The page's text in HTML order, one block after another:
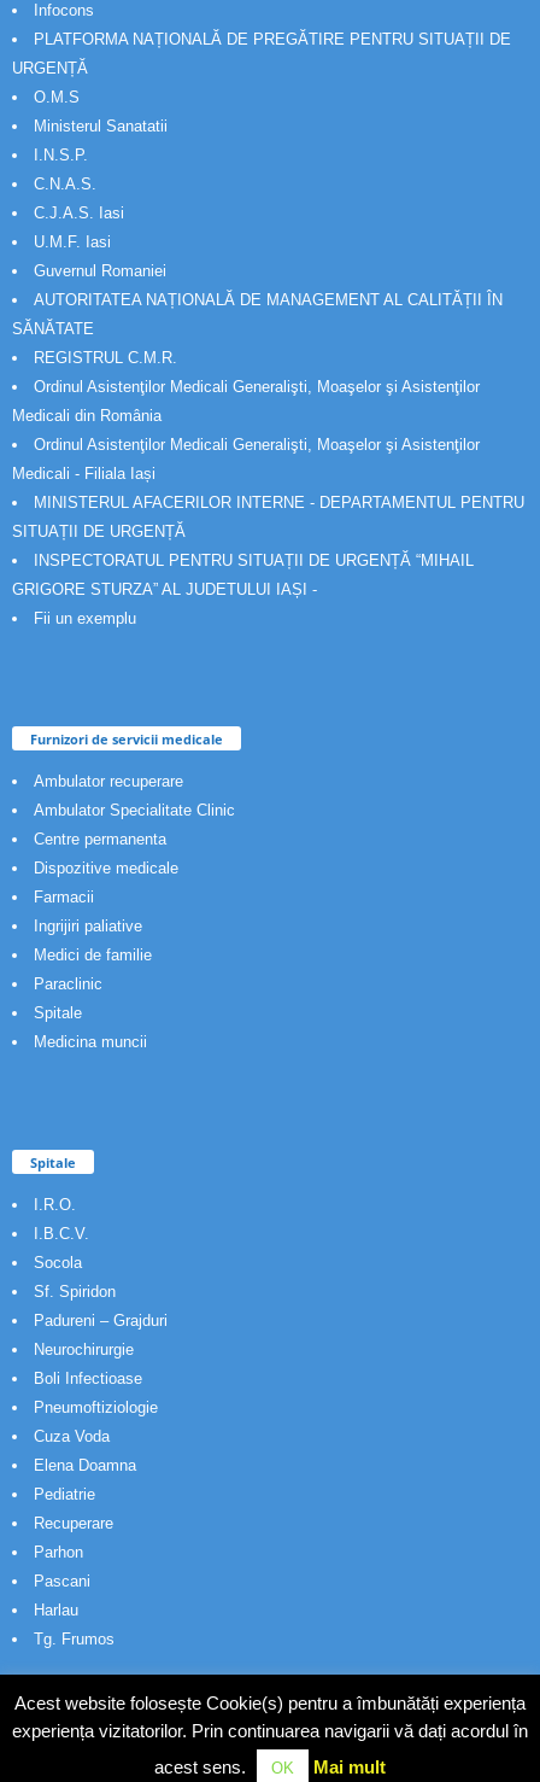
Infocons
PLATFORMA NAȚIONALĂ DE PREGĂTIRE PENTRU SITUAȚII DE
URGENȚĂ
O.M.S
Ministerul Sanatatii
I.N.S.P.
C.N.A.S.
C.J.A.S. Iasi
U.M.F. Iasi
Guvernul Romaniei
AUTORITATEA NAȚIONALĂ DE MANAGEMENT AL CALITĂȚII ÎN
SĂNĂTATE
REGISTRUL C.M.R.
Ordinul Asistenţilor Medicali Generalişti, Moaşelor şi Asistenţilor
Medicali din România
Ordinul Asistenţilor Medicali Generalişti, Moaşelor şi Asistenţilor
Medicali - Filiala Iași
MINISTERUL AFACERILOR INTERNE - DEPARTAMENTUL PENTRU
SITUAȚII DE URGENȚĂ
INSPECTORATUL PENTRU SITUAȚII DE URGENȚĂ “MIHAIL
GRIGORE STURZA” AL JUDETULUI IAȘI -
Fii un exemplu
Furnizori de servicii medicale
Ambulator recuperare
Ambulator Specialitate Clinic
Centre permanenta
Dispozitive medicale
Farmacii
Ingrijiri paliative
Medici de familie
Paraclinic
Spitale
Medicina muncii
Spitale
I.R.O.
I.B.C.V.
Socola
Sf. Spiridon
Padureni – Grajduri
Neurochirurgie
Boli Infectioase
Pneumoftiziologie
Cuza Voda
Elena Doamna
Pediatrie
Recuperare
Parhon
Pascani
Harlau
Tg. Frumos
© Wakatech
Acest website folosește Cookie(s) pentru a îmbunătăți experiența
experiența vizitatorilor. Prin continuarea navigarii vă dați acordul în
acest sens.
OK Mai mult